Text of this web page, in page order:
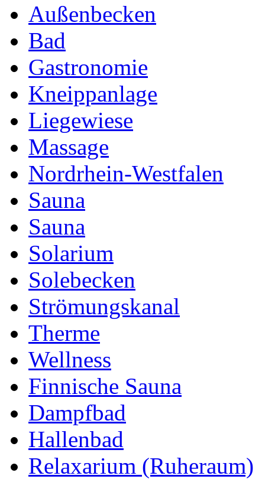
Außenbecken
Bad
Gastronomie
Kneippanlage
Liegewiese
Massage
Nordrhein-Westfalen
Sauna
Sauna
Solarium
Solebecken
Strömungskanal
Therme
Wellness
Finnische Sauna
Dampfbad
Hallenbad
Relaxarium (Ruheraum)